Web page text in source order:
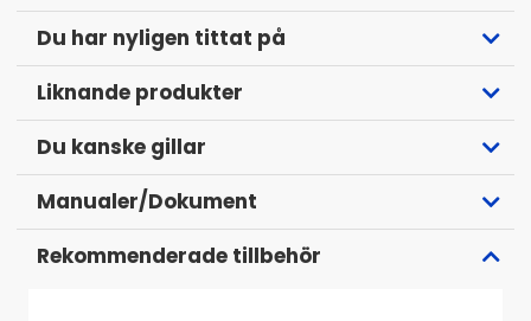
Borsten har tre sidor med gradvis varierad tandstruktur, från
tätare till grövre, så att du enkelt kan anpassa rengöringen
efter material och hur djupt håren sitter fast. De finare
tänderna fångar upp ytliga hårstrån medan de grövre
tänderna lyfter envis päls från textilier, bilklädsel och
mattor.
Den triangelformade designen gör det enkelt att komma åt
där du annars inte når: hörn, kanter, skarvar och trånga
utrymmen som ofta samlar mest päls. Perfekt för bilens
Du har nyligen tittat på
Liknande produkter
Du kanske gillar
Manualer/Dokument
Rekommenderade tillbehör